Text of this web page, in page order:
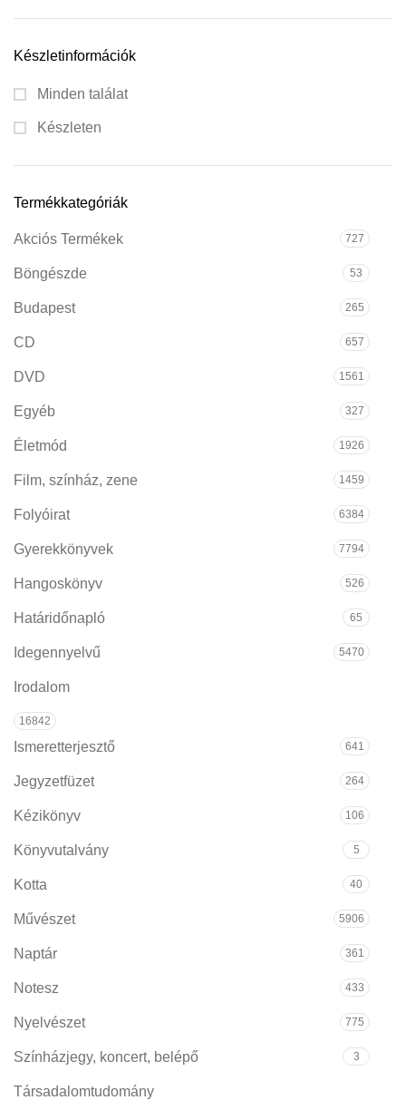
Készletinformációk
Minden találat
Készleten
Termékkategóriák
Akciós Termékek 727
Böngészde 53
Budapest 265
CD 657
DVD 1561
Egyéb 327
Életmód 1926
Film, színház, zene 1459
Folyóirat 6384
Gyerekkönyvek 7794
Hangoskönyv 526
Határidőnapló 65
Idegennyelvű 5470
Irodalom
16842
Ismeretterjesztő 641
Jegyzetfüzet 264
Kézikönyv 106
Könyvutalvány 5
Kotta 40
Művészet 5906
Naptár 361
Notesz 433
Nyelvészet 775
Színházjegy, koncert, belépő 3
Társadalomtudomány